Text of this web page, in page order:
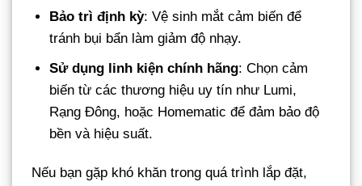
Bảo trì định kỳ: Vệ sinh mắt cảm biến để
tránh bụi bẩn làm giảm độ nhạy.
Sử dụng linh kiện chính hãng: Chọn cảm
biến từ các thương hiệu uy tín như Lumi,
Rạng Đông, hoặc Homematic để đảm bảo độ
bền và hiệu suất.
Nếu bạn gặp khó khăn trong quá trình lắp đặt,